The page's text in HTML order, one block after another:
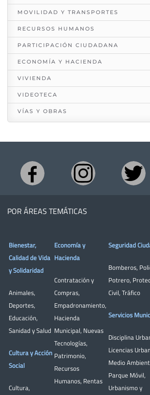
MOVILIDAD Y TRANSPORTES
RECURSOS HUMANOS
PARTICIPACIÓN CIUDADANA
ECONOMÍA Y HACIENDA
VIVIENDA
VIDEOTECA
VÍAS Y OBRAS
POR ÁREAS TEMÁTICAS
Bienestar,
Calidad de Vida
y Solidaridad
Animales,
Deportes,
Educación,
Sanidad y Salud
Cultura y Acción
Social
Cultura,
Economía y
Hacienda
Contratación y
Compras,
Empadronamiento,
Hacienda
Municipal, Nuevas
Tecnologías,
Patrimonio,
Recursos
Humanos, Rentas
Seguridad
Bomberos,
Potrero,
Civil, Tráfico
Servicios
Disciplina
Licencias
Medio
Parque Móvil,
Urbanismo y